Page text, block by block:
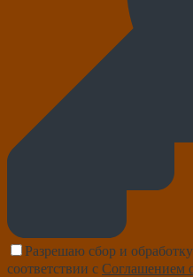
Разрешаю сбор и
соответствии с Соглашением